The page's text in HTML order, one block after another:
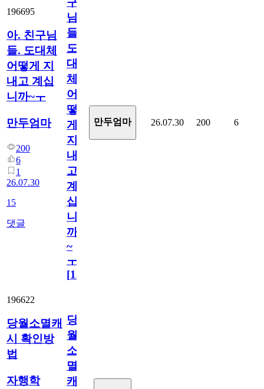
196695
아. 친구님
들. 도대체
어떻게 지
내고 계십
니까~ㅜ
만두엄마
200
6
1
26.07.30
15
댓글
님
들.
도
대
체
어
떻
게
지
내
고
계
십
니
까
~
ㅜ
[15
만두엄마 26.07.30 200 6
196622
당월소멸캐
시 확인방
법
자행학
당
월
소
멸
캐